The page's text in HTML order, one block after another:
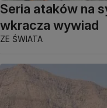
Seria ataków na
wkracza wywiad
ZE ŚWIATA